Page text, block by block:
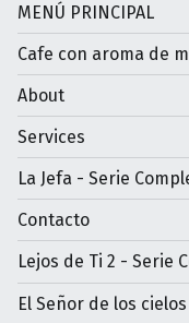
MENÚ PRINCIPAL
Cafe con aroma de
About
Services
La Jefa - Serie
Contacto
Lejos de Ti 2 - Serie
El Señor de los